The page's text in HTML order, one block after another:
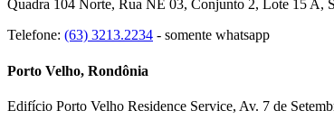
Quadra 104 Norte, Rua NE 03, Conjunto 2, Lote 15 A,
Telefone: (63) 3213.2234 - somente whatsapp
Porto Velho, Rondônia
Edifício Porto Velho Residence Service, Av. 7 de